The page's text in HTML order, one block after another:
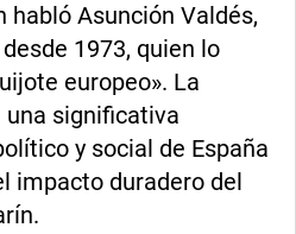
habló Asunción Valdés,
1973, quien lo
europeo». La
significativa
y social de España
impacto duradero del